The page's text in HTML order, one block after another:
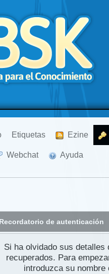
Etiquetas Ezine
Webchat Ayuda
Recordatorio de autenticación
Si ha olvidado sus
recuperados. Para
introduzca su